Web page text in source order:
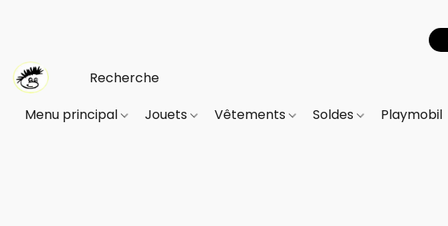
Menu principal Jouets Vêtements Soldes Playmobil